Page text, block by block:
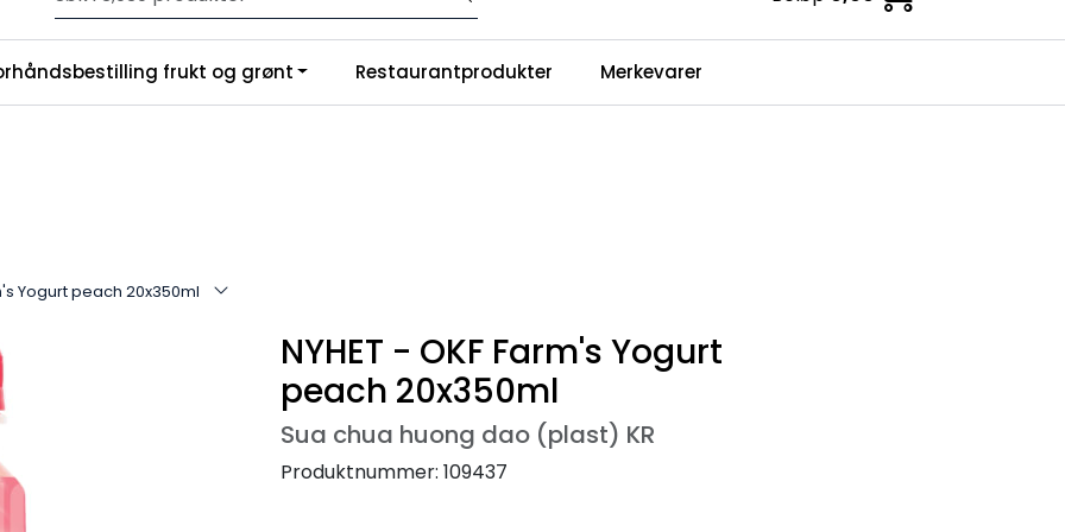
Velkommen til vår nye nettbutikk! Trykk her for å lese mer
| Om oss Infosenter
frukt og grønt Restaurantprodukter Merkevarer
Yogurt peach 20x350ml
NYHET - OKF Farm's Yogurt
peach 20x350ml
Sua chua huong dao (plast) KR
Produktnummer: 109437